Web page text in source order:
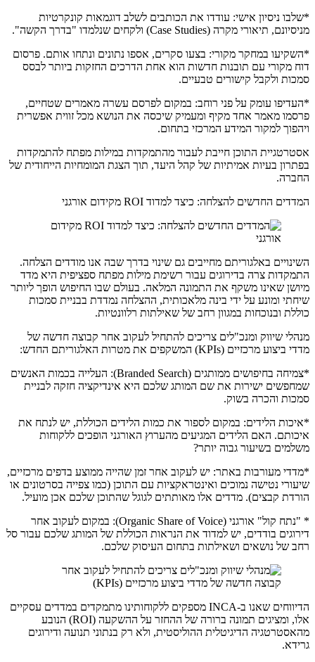
*שלבו ניסיון אישי: עודדו את הכותבים לשלב דוגמאות קונקרטיות
מניסיונם, תיאורי מקרה (Case Studies) ולקחים שנלמדו "בדרך הקשה".
*השקיעו במחקר מקורי: בצעו סקרים, אספו נתונים ונתחו אותם. פרסום
דוח מקורי עם תובנות חדשות הוא אחת הדרכים החזקות ביותר לבסס
סמכות ולקבל קישורים טבעיים.
*העדיפו עומק על פני רוחב: במקום לפרסם עשרה מאמרים שטחיים,
פרסמו מאמר אחד מקיף ומעמיק שיכסה את הנושא מכל זווית אפשרית
ויהפוך למקור המידע המרכזי בתחום.
אסטרטגיית התוכן חייבת לעבור מהתמקדות במילות מפתח להתמקדות
בפתרון בעיות אמיתיות של קהל היעד, תוך הצגת המומחיות הייחודית של
החברה.
המדדים החדשים להצלחה: כיצד למדוד ROI מקידום אורגני
השינויים באלגוריתם מחייבים גם שינוי בדרך שבה אנו מודדים הצלחה.
התמקדות צרה בדירוגים עבור רשימת מילות מפתח ספציפית היא מדד
מיושן שאינו משקף את התמונה המלאה. בעולם שבו החיפוש הופך ליותר
שיחתי ומונע על ידי בינה מלאכותית, ההצלחה נמדדת בבניית סמכות
כוללת ובנוכחות במגוון רחב של שאילתות רלוונטיות.
מנהלי שיווק ומנכ"לים צריכים להתחיל לעקוב אחר קבוצה חדשה של
מדדי ביצוע מרכזיים (KPIs) המשקפים את מטרות האלגוריתם החדש:
*צמיחה בחיפושים ממותגים (Branded Search): העלייה בכמות האנשים
שמחפשים ישירות את שם המותג שלכם היא אינדיקציה חזקה לבניית
סמכות והכרה בשוק.
*איכות הלידים: במקום לספור את כמות הלידים הכוללת, יש לנתח את
איכותם. האם הלידים המגיעים מהערוץ האורגני הופכים ללקוחות
משלמים בשיעור גבוה יותר?
*מדדי מעורבות באתר: יש לעקוב אחר זמן שהייה ממוצע בדפים מרכזיים,
שיעורי נטישה נמוכים ואינטראקציות עם התוכן (כמו צפייה בסרטונים או
הורדת קבצים). מדדים אלו מאותתים לגוגל שהתוכן שלכם אכן מועיל.
* "נתח קול" אורגני (Organic Share of Voice): במקום לעקוב אחר
דירוגים בודדים, יש למדוד את הנראות הכוללת של המותג שלכם עבור סל
רחב של נושאים ושאילתות בתחום העיסוק שלכם.
הדיווחים שאנו ב-INCA מספקים ללקוחותינו מתמקדים במדדים עסקיים
אלו, ומציגים תמונה ברורה של ההחזר על ההשקעה (ROI) הנובע
מהאסטרטגיה הדיגיטלית ההוליסטית, ולא רק בנתוני תנועה ודירוגים
גרידא.